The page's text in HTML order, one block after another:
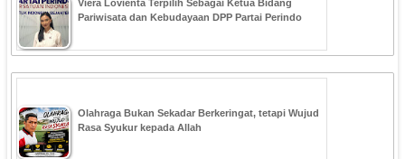
Viera Lovienta Terpilih Sebagai Ketua Bidang
Pariwisata dan Kebudayaan DPP Partai Perindo
Olahraga Bukan Sekadar Berkeringat, tetapi Wujud
Rasa Syukur kepada Allah